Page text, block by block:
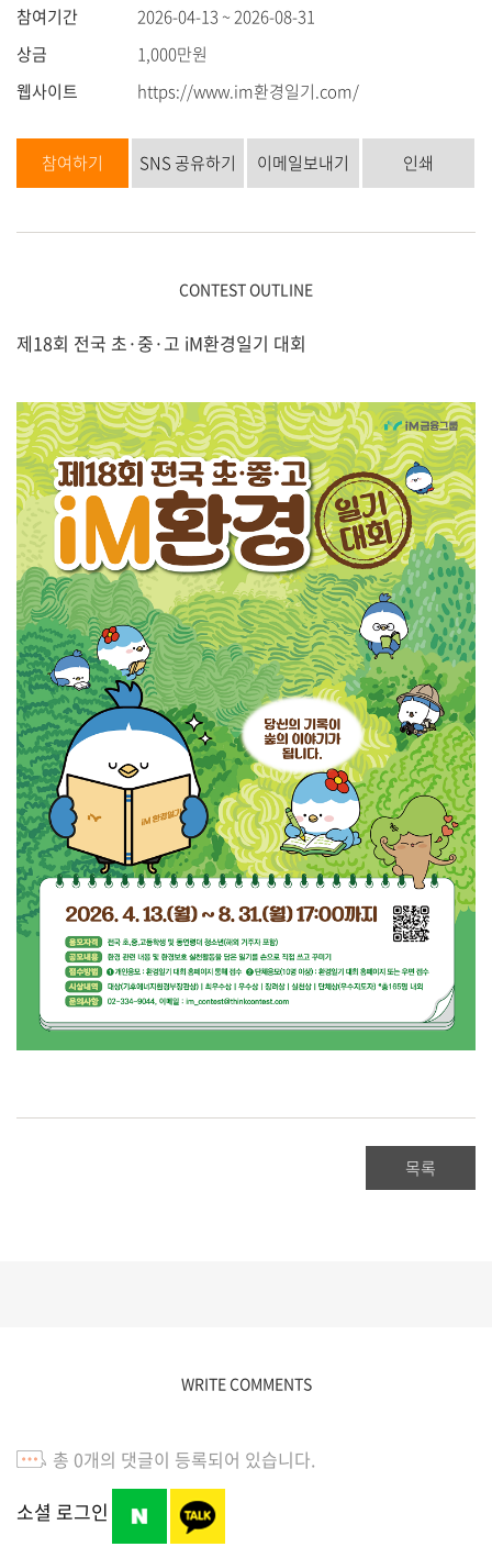
참여기간
2026-04-13 ~ 2026-08-31
상금
1,000만원
웹사이트
https://www.im환경일기.com/
참여하기 SNS 공유하기 이메일보내기 인쇄
CONTEST OUTLINE
제18회 전국 초·중·고 iM환경일기 대회
목록
WRITE COMMENTS
총 0개의 댓글이 등록되어 있습니다.
소셜 로그인